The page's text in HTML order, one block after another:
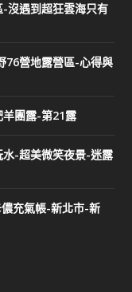
沒遇到超狂雲海只有
76營地露營區-心得與
團露-第21露
-超美微笑夜景-迷露
充氣帳-新北市-新